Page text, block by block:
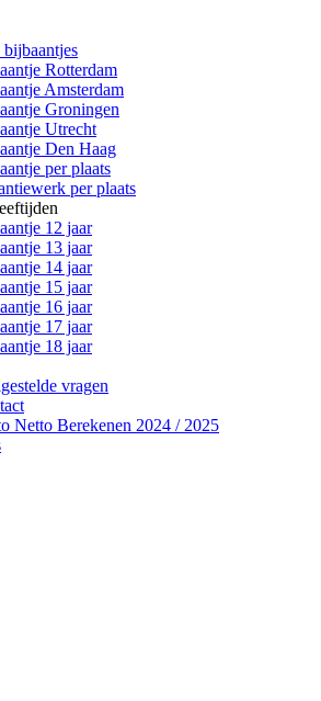
Rotterdam
Amsterdam
Groningen
Utrecht
Den Haag
per plaats
per plaats
12 jaar
13 jaar
14 jaar
15 jaar
16 jaar
17 jaar
18 jaar
vragen
Netto Berekenen 2024 / 2025